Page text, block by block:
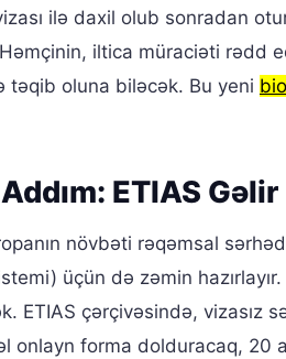
ilə daxil olub sonradan
iltica müraciəti rədd
təqib oluna biləcək. Bu yeni
ETIAS Gəlir
növbəti rəqəmsal
üçün də zəmin
ETIAS çərçivəsində, vizasız
onlayn forma dolduracaq, 20